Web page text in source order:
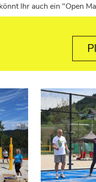
Ihr auch ein "Open